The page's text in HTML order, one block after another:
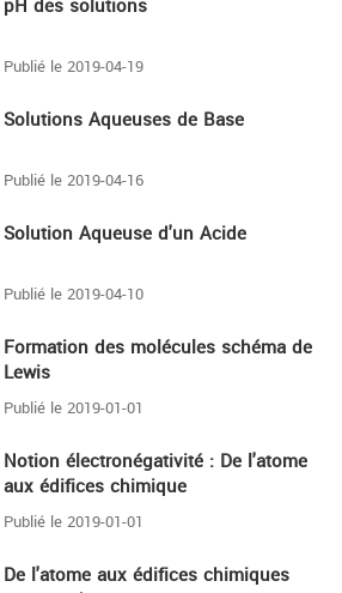
Publié le 2019-04-19
Solutions Aqueuses de Base
Publié le 2019-04-16
Solution Aqueuse d'un Acide
Publié le 2019-04-10
Formation des molécules schéma de
Lewis
Publié le 2019-01-01
Notion électronégativité : De l'atome
aux édifices chimique
Publié le 2019-01-01
De l'atome aux édifices chimiques